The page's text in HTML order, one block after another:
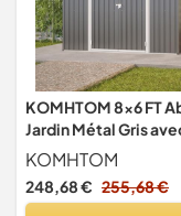
KOMHTOM 8x6 FT
Jardin Métal Gris
Battante, Ouvertures
Ventilation Prévues,
Cabane de Jardin
KOMHTOM
248,68 € 255,68 €